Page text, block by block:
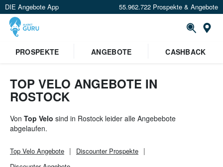
DIE Angebote App 55.962.722 Prospekte & Angebote
PROSPEKTE ANGEBOTE CASHBACK
TOP VELO ANGEBOTE IN
ROSTOCK
Von Top Velo sind in Rostock leider alle Angebebote
abgelaufen.
Top Velo Angebote DiscounterProspekte